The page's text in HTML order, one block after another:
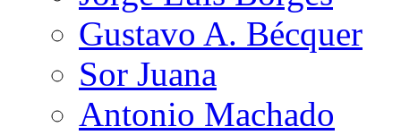
Gustavo A. Bécquer
Sor Juana
Antonio Machado